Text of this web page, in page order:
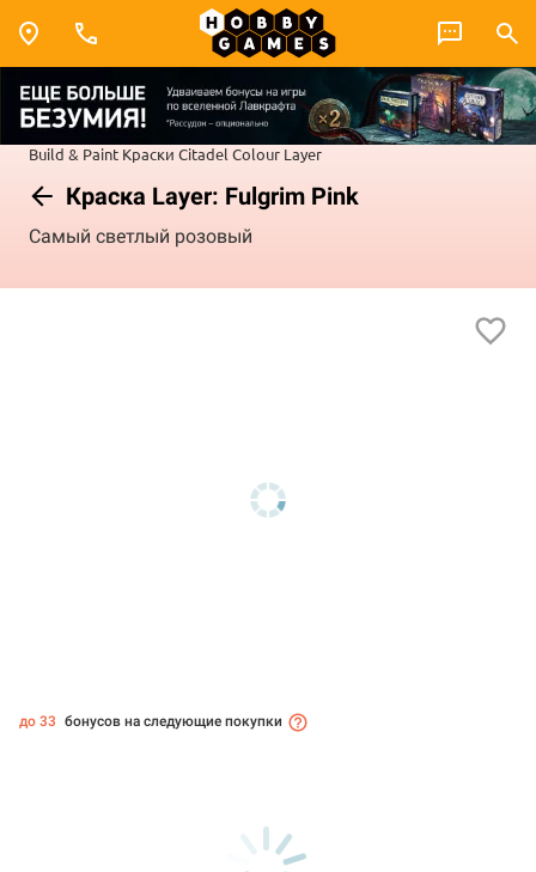
Build & Paint Краски Citadel Colour Layer
Краска Layer: Fulgrim Pink
Самый светлый розовый
до 33 бонусов на следующие покупки